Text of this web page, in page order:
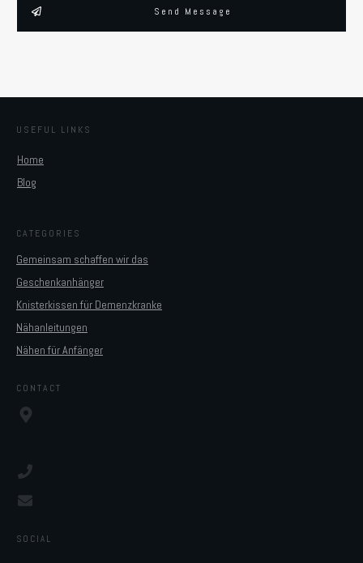
Send Message
USEFUL LINKS
Home
Blog
CATEGORIES
Gemeinsam schaffen wir das
Geschenkanhänger
Knisterkissen für Demenzkranke
Nähanleitungen
Nähen für Anfänger
CONTACT
SOCIAL